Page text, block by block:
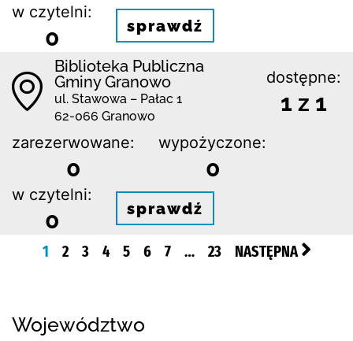
w czytelni:
0 sprawdź
Biblioteka Publiczna
Gminy Granowo
ul. Stawowa – Pałac 1
62-066 Granowo
dostępne:
1 z 1
zarezerwowane:
0
wypożyczone:
0
w czytelni:
0 sprawdź
1 2 3 4 5 6 7 … 23 NASTĘPNA
Województwo